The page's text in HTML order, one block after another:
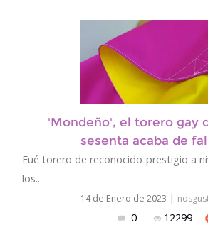
'Mondeño', el torero gay
sesenta acaba de
Fué torero de reconocido prestigio a
los...
14 de Enero de 2023 |
0 12299